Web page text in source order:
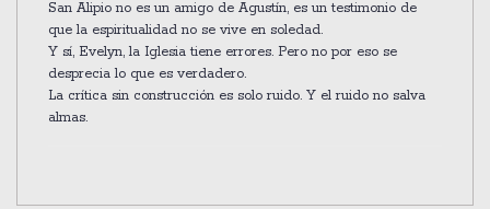
San Alipio no es un amigo de Agustín, es un testimonio de
que la espiritualidad no se vive en soledad.
Y sí, Evelyn, la Iglesia tiene errores. Pero no por eso se
desprecia lo que es verdadero.
La crítica sin construcción es solo ruido. Y el ruido no salva
almas.